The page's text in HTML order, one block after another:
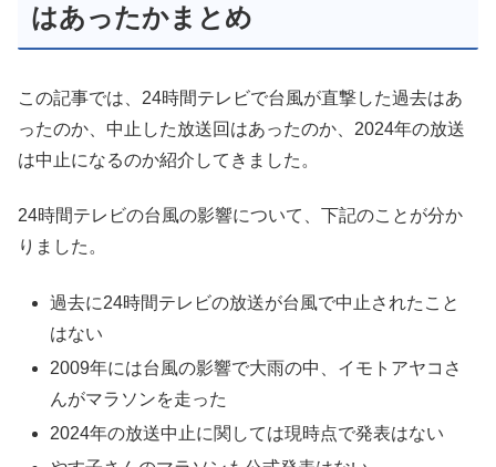
はあったかまとめ
この記事では、24時間テレビで台風が直撃した過去はあ
ったのか、中止した放送回はあったのか、2024年の放送
は中止になるのか紹介してきました。
24時間テレビの台風の影響について、下記のことが分か
りました。
過去に24時間テレビの放送が台風で中止されたこと
はない
2009年には台風の影響で大雨の中、イモトアヤコさ
んがマラソンを走った
2024年の放送中止に関しては現時点で発表はない